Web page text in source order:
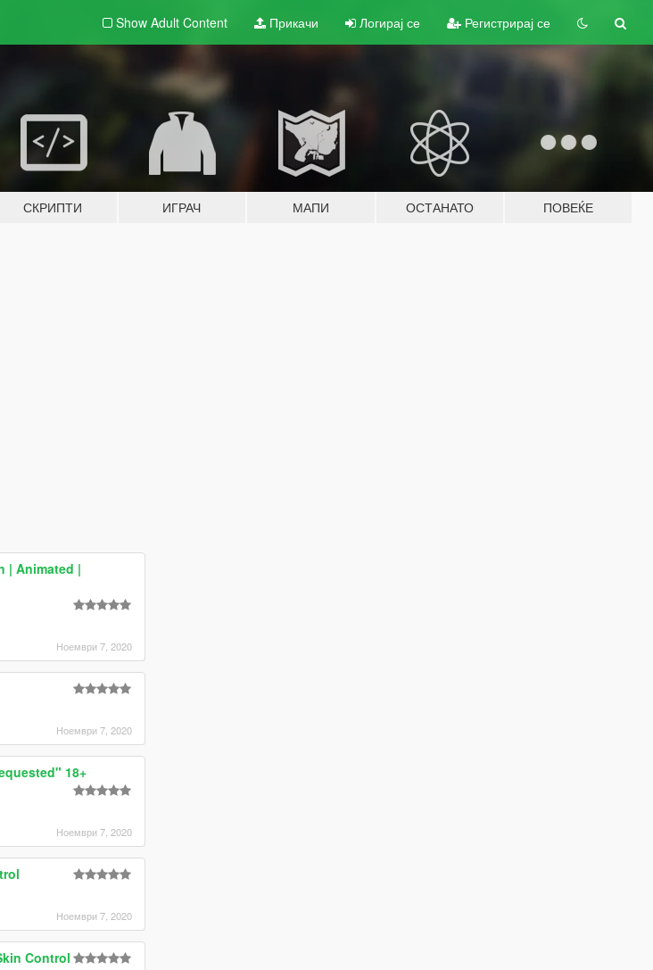
Show Adult Content Прикачи Логирај се Регистрирај се
СКРИПТИ ИГРАЧ МАПИ ОСТАНАТО ПОВЕЌЕ
| Animated |
Ноември 7, 2020
Ноември 7, 2020
18+
Ноември 7, 2020
Ноември 7, 2020
Control